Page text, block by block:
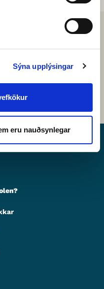
Sýna upplýsingar
eru nauðsynlegar